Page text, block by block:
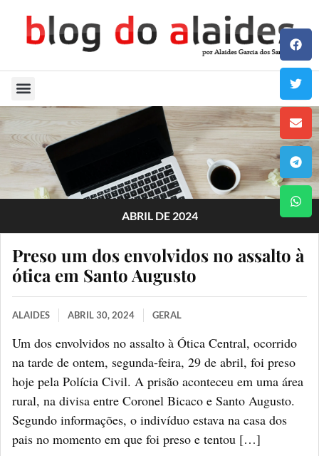
ABRIL DE 2024
Preso um dos envolvidos no assalto à
ótica em Santo Augusto
ALAIDES ABRIL 30, 2024 GERAL
Um dos envolvidos no assalto à Ótica Central, ocorrido
na tarde de ontem, segunda-feira, 29 de abril, foi preso
hoje pela Polícia Civil. A prisão aconteceu em uma área
rural, na divisa entre Coronel Bicaco e Santo Augusto.
Segundo informações, o indivíduo estava na casa dos
pais no momento em que foi preso e tentou […]